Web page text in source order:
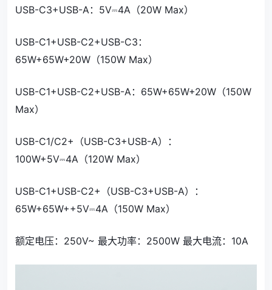
USB-C3+USB-A：5V⎓4A（20W Max）
USB-C1+USB-C2+USB-C3：
65W+65W+20W（150W Max）
USB-C1+USB-C2+USB-A：65W+65W+20W（150W
Max）
USB-C1/C2+（USB-C3+USB-A）：
100W+5V⎓4A（120W Max）
USB-C1+USB-C2+（USB-C3+USB-A）：
65W+65W++5V⎓4A（150W Max）
额定电压：250V~ 最大功率：2500W 最大电流：10A